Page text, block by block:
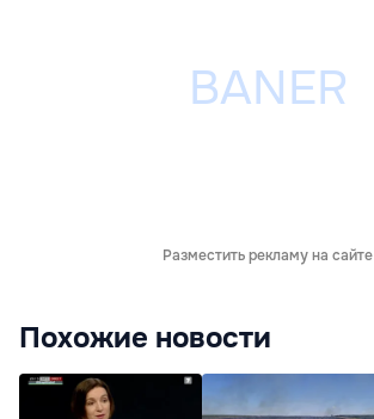
Разместить рекламу на сайте
Похожие новости